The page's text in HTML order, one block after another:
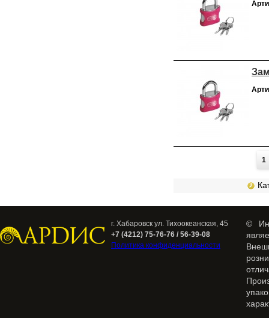
1
г. Хабаровск ул. Тихоокеанская, 45
+7 (4212) 75-76-76 / 56-39-08
Политика конфиденциальности
©